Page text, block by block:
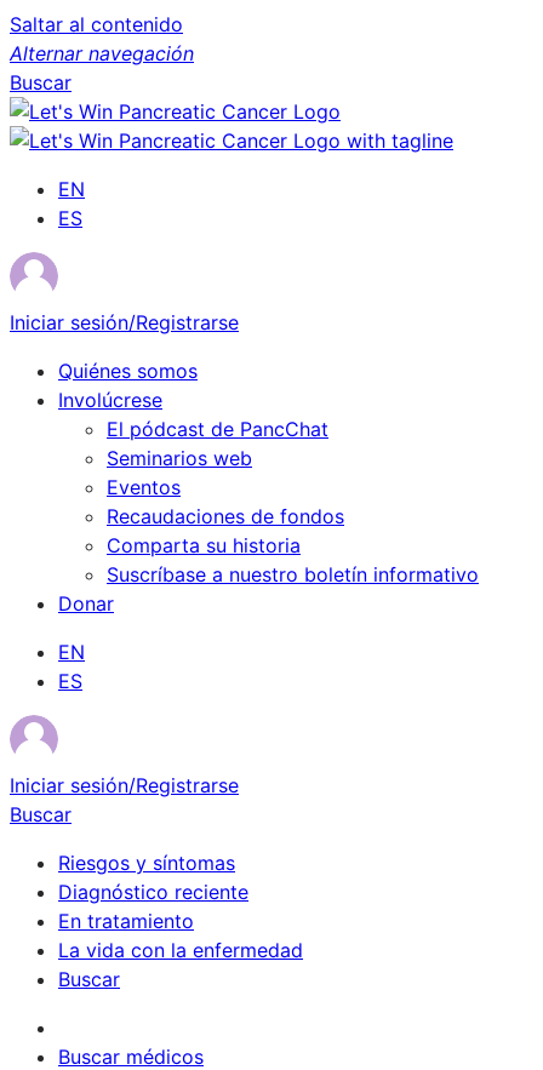
Saltar al contenido
Alternar navegación
Buscar
EN
ES
Iniciar sesión/Registrarse
Quiénes somos
Involúcrese
El pódcast de PancChat
Seminarios web
Eventos
Recaudaciones de fondos
Comparta su historia
Suscríbase a nuestro boletín informativo
Donar
EN
ES
Iniciar sesión/Registrarse
Buscar
Riesgos y síntomas
Diagnóstico reciente
En tratamiento
La vida con la enfermedad
Buscar
Buscar médicos